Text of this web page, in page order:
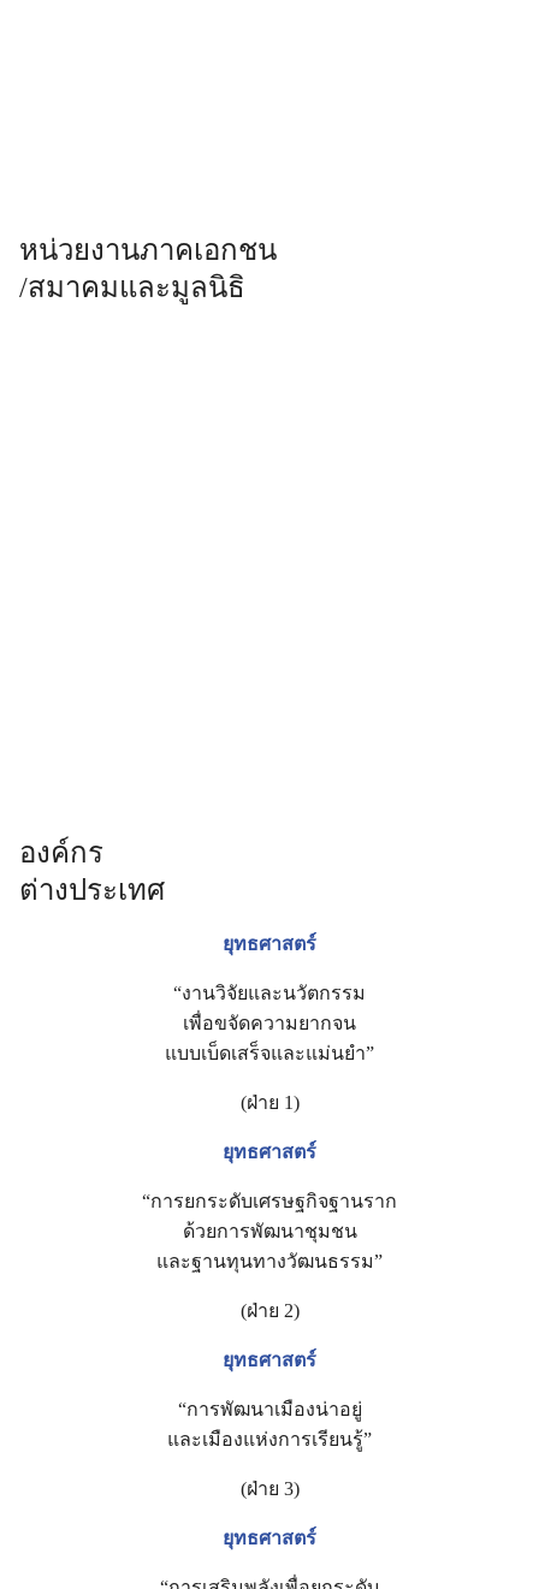
หน่วยงานภาคเอกชน
/สมาคมและมูลนิธิ
องค์กร
ต่างประเทศ
ยุทธศาสตร์
“งานวิจัยและนวัตกรรม
เพื่อขจัดความยากจน
แบบเบ็ดเสร็จและแม่นยำ”
(ฝ่าย 1)
ยุทธศาสตร์
“การยกระดับเศรษฐกิจฐานราก
ด้วยการพัฒนาชุมชน
และฐานทุนทางวัฒนธรรม”
(ฝ่าย 2)
ยุทธศาสตร์
“การพัฒนาเมืองน่าอยู่
และเมืองแห่งการเรียนรู้”
(ฝ่าย 3)
ยุทธศาสตร์